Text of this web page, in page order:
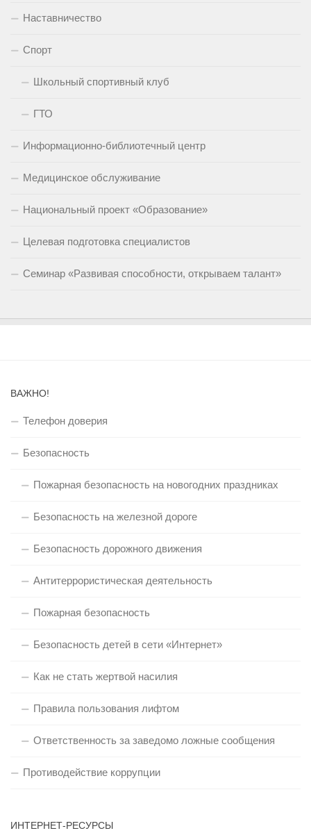
Наставничество
Спорт
Школьный спортивный клуб
ГТО
Информационно-библиотечный центр
Медицинское обслуживание
Национальный проект «Образование»
Целевая подготовка специалистов
Семинар «Развивая способности, открываем талант»
ВАЖНО!
Телефон доверия
Безопасность
Пожарная безопасность на новогодних праздниках
Безопасность на железной дороге
Безопасность дорожного движения
Антитеррористическая деятельность
Пожарная безопасность
Безопасность детей в сети «Интернет»
Как не стать жертвой насилия
Правила пользования лифтом
Ответственность за заведомо ложные сообщения
Противодействие коррупции
ИНТЕРНЕТ-РЕСУРСЫ